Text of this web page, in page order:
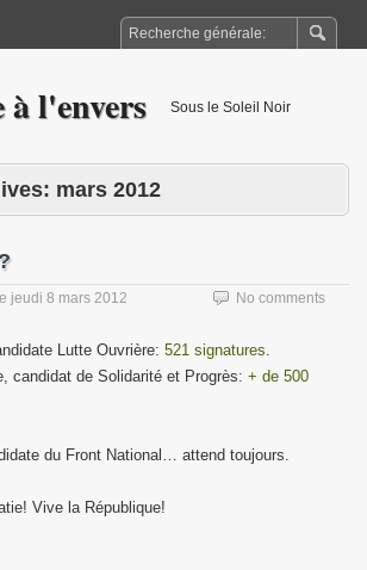
à l'envers Sous le Soleil Noir
mars 2012
le jeudi 8 mars 2012 No comments
Lutte Ouvrière: 521 signatures.
candidat de Solidarité et Progrès: + de 500
du Front National… attend toujours.
Vive la République!